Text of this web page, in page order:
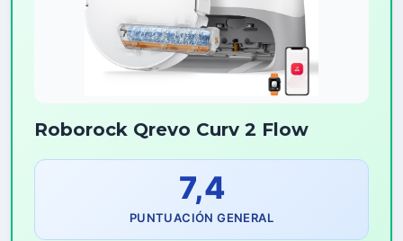
Roborock Qrevo Curv 2 Flow
7,4
PUNTUACIÓN GENERAL